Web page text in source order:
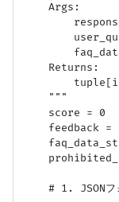
    Args:
    Returns:
    """
    score = 0
feedback =
# 1. JSONフ